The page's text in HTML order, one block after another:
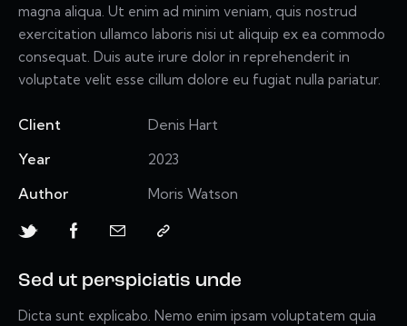
magna aliqua. Ut enim ad minim veniam, quis nostrud
exercitation ullamco laboris nisi ut aliquip ex ea commodo
consequat. Duis aute irure dolor in reprehenderit in
voluptate velit esse cillum dolore eu fugiat nulla pariatur.
Client
Denis Hart
Year
2023
Author
Moris Watson
Sed ut perspiciatis unde
Dicta sunt explicabo. Nemo enim ipsam voluptatem quia